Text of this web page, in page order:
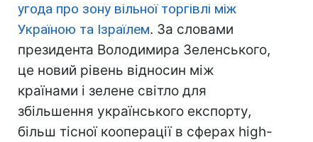
угода про зону вільної торгівлі між
Україною та Ізраїлем. За словами
президента Володимира Зеленського,
це новий рівень відносин між
країнами і зелене світло для
збільшення українського експорту,
більш тісної кооперації в сферах high-